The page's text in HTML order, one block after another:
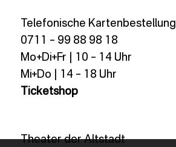
Telefonische Kartenbestellung
0711 – 99 88 98 18
Mo+Di+Fr | 10 – 14 Uhr
Mi+Do | 14 – 18 Uhr
Ticketshop
Theater der Altstadt